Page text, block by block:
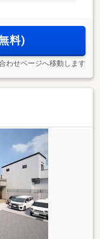
料)
わせページへ移動します